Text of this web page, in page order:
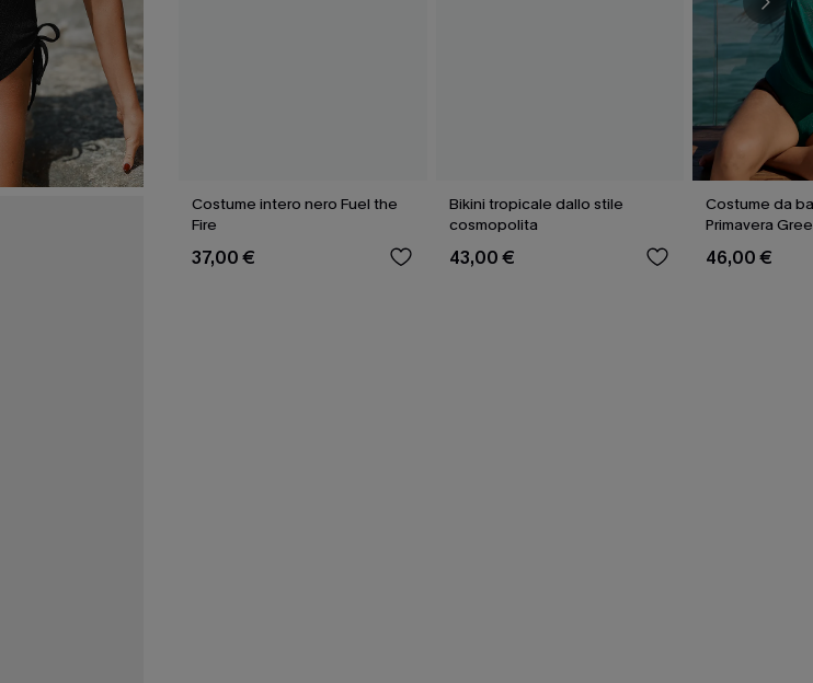
Costume intero nero Fuel the
Fire
37,00 €
Bikini tropicale dallo stile
cosmopolita
43,00 €
Costume da
Primavera
46,00 €